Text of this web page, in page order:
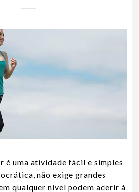
é uma atividade fácil e simples
não exige grandes
qualquer nível podem aderir à